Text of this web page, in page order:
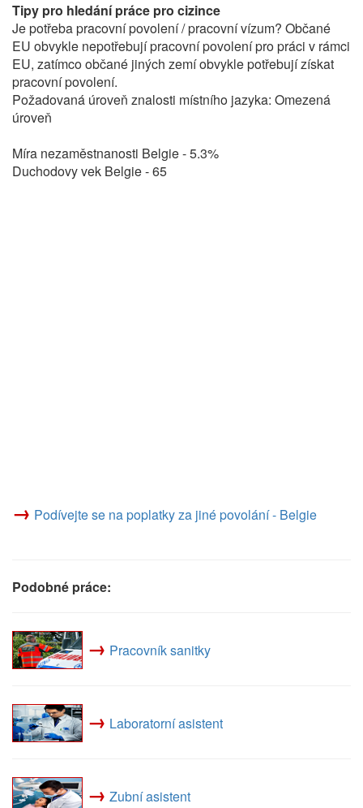
Tipy pro hledání práce pro cizince
Je potřeba pracovní povolení / pracovní vízum? Občané
EU obvykle nepotřebují pracovní povolení pro práci v rámci
EU, zatímco občané jiných zemí obvykle potřebují získat
pracovní povolení.
Požadovaná úroveň znalosti místního jazyka: Omezená
úroveň
Míra nezaměstnanosti Belgie - 5.3%
Duchodovy vek Belgie - 65
→ Podívejte se na poplatky za jiné povolání - Belgie
Podobné práce:
→ Pracovník sanitky
→ Laboratorní asistent
→ Zubní asistent